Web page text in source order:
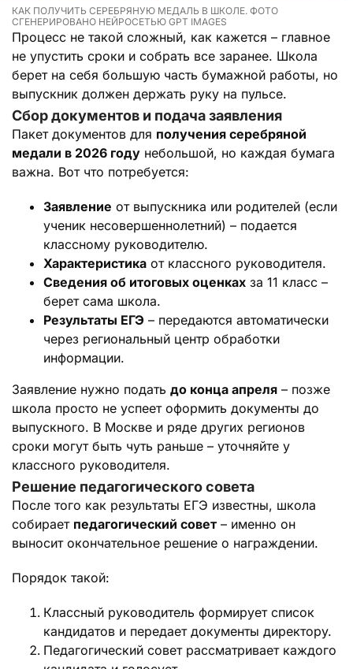
КАК ПОЛУЧИТЬ СЕРЕБРЯНУЮ МЕДАЛЬ В ШКОЛЕ. ФОТО
СГЕНЕРИРОВАНО НЕЙРОСЕТЬЮ GPT IMAGES
Процесс не такой сложный, как кажется – главное
не упустить сроки и собрать все заранее. Школа
берет на себя большую часть бумажной работы, но
выпускник должен держать руку на пульсе.
Сбор документов и подача заявления
Пакет документов для получения серебряной
медали в 2026 году небольшой, но каждая бумага
важна. Вот что потребуется:
Заявление от выпускника или родителей (если
ученик несовершеннолетний) – подается
классному руководителю.
Характеристика от классного руководителя.
Сведения об итоговых оценках за 11 класс –
берет сама школа.
Результаты ЕГЭ – передаются автоматически
через региональный центр обработки
информации.
Заявление нужно подать до конца апреля – позже
школа просто не успеет оформить документы до
выпускного. В Москве и ряде других регионов
сроки могут быть чуть раньше – уточняйте у
классного руководителя.
Решение педагогического совета
После того как результаты ЕГЭ известны, школа
собирает педагогический совет – именно он
выносит окончательное решение о награждении.
Порядок такой:
Классный руководитель формирует список
кандидатов и передает документы директору.
Педагогический совет рассматривает каждого